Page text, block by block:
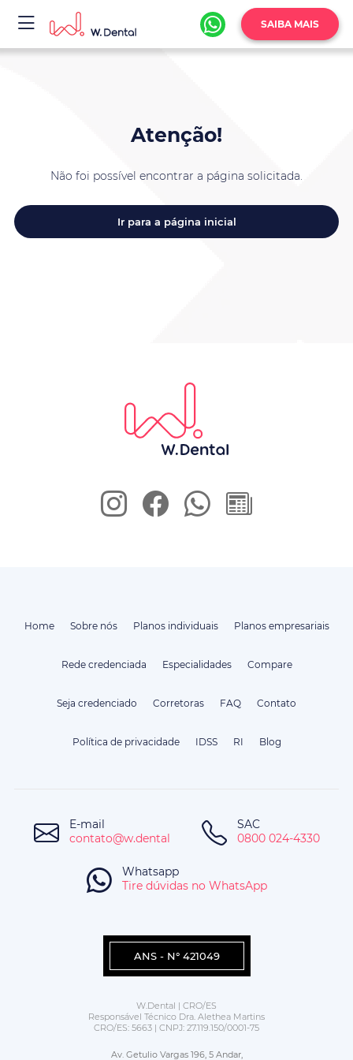
SAIBA MAIS
Atenção!
Não foi possível encontrar a página solicitada.
Ir para a página inicial
Home Sobre nós Planos individuais Planos empresariais
Rede credenciada Especialidades Compare
Seja credenciado Corretoras FAQ Contato
Política de privacidade IDSS RI Blog
E-mail
contato@w.dental
SAC
0800 024-4330
Whatsapp
Tire dúvidas no WhatsApp
ANS - N° 421049
W.Dental | CRO/ES
Responsável Técnico Dra. Alethea Martins
CRO/ES: 5663 | CNPJ: 27.119.150/0001-75
Av. Getulio Vargas 196, 5 Andar,